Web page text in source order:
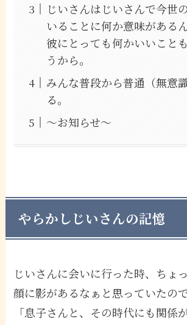
じいさんはじいさんで今世
いることに何か意味がある
彼にとっても何かいいこと
うから。
みんな普段から普通（無意
る。
〜お知らせ〜
やらかしじいさんの記憶
じいさんに会いに行った時、ちょ
顔に影があるなぁと思っていたので
「息子さんと、その時代にも関係